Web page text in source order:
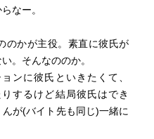
なー。
のかが主役。素直に彼氏が
。そんなののか。
ンに彼氏といきたくて、
するけど結局彼氏はでき
が(バイト先も同じ)一緒に